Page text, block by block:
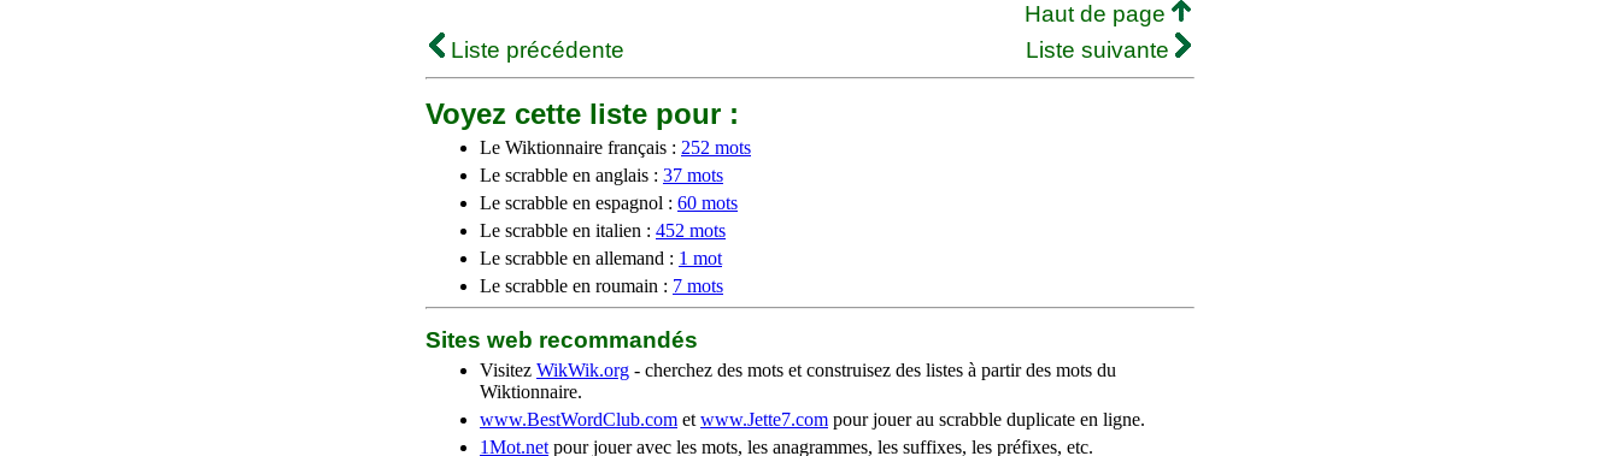
Haut de page
Liste précédente
Liste suivante
Voyez cette liste pour :
Le Wiktionnaire français : 252 mots
Le scrabble en anglais : 37 mots
Le scrabble en espagnol : 60 mots
Le scrabble en italien : 452 mots
Le scrabble en allemand : 1 mot
Le scrabble en roumain : 7 mots
Sites web recommandés
Visitez WikWik.org - cherchez des mots et construisez des listes à partir des mots du
Wiktionnaire.
www.BestWordClub.com et www.Jette7.com pour jouer au scrabble duplicate en ligne.
1Mot.net pour jouer avec les mots, les anagrammes, les suffixes, les préfixes, etc.